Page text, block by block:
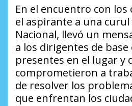
En el encuentro con los
el aspirante a una curul
Nacional, llevó un
a los dirigentes de base
presentes en el lugar y
comprometieron a
de resolver los
que enfrentan los